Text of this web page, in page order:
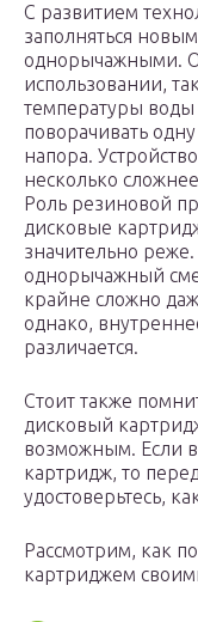
С развитием
заполняться
однорычажными.
использовании,
температуры воды
поворачивать
напора.
несколько
Роль резиновой
дисковые
значительно
однорычажный
крайне сложно
однако,
различается.
Стоит также
дисковый
возможным. Если
картридж, то
удостоверьтесь,
Рассмотрим, как
картриджем